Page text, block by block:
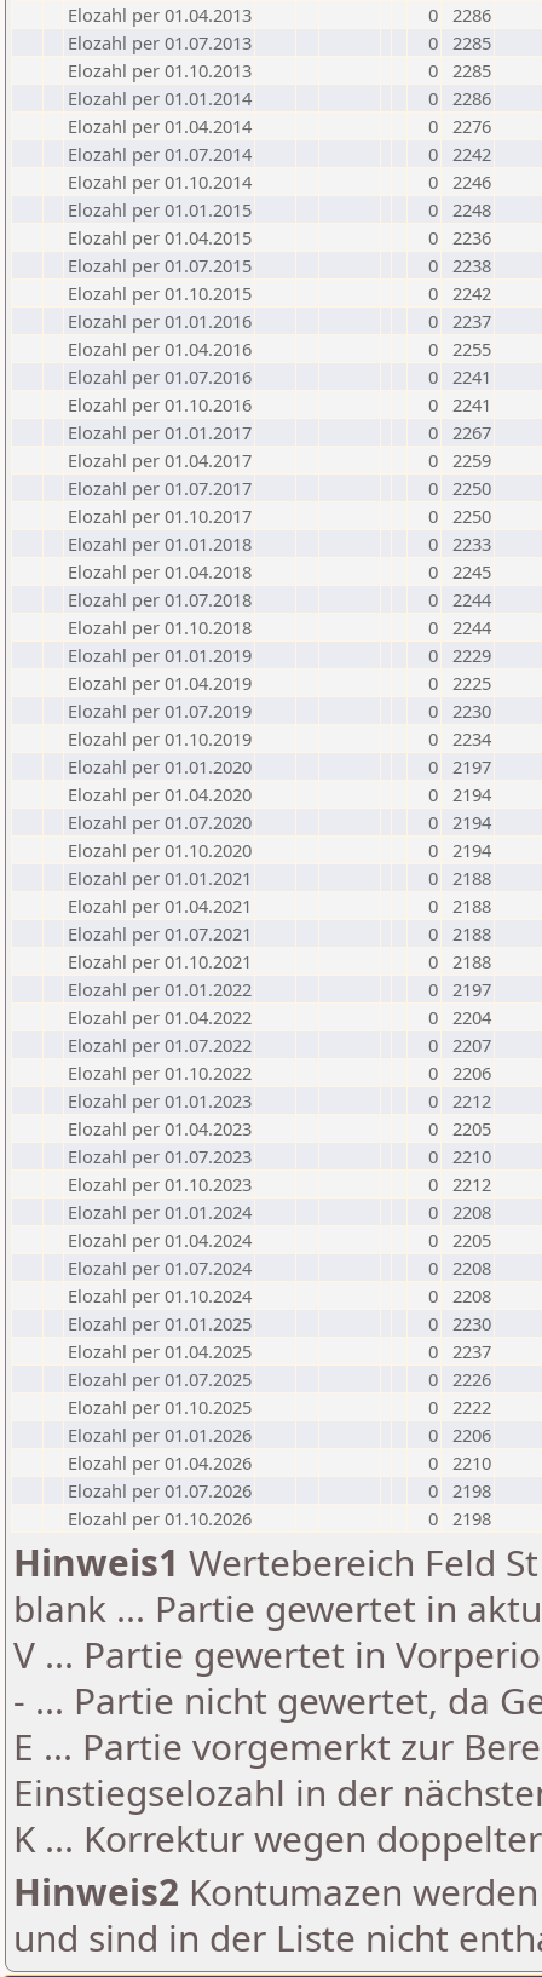
Elozahl per 01.04.2013
0 2286
Elozahl per 01.07.2013
0 2285
Elozahl per 01.10.2013
0 2285
Elozahl per 01.01.2014
0 2286
Elozahl per 01.04.2014
0 2276
Elozahl per 01.07.2014
0 2242
Elozahl per 01.10.2014
0 2246
Elozahl per 01.01.2015
0 2248
Elozahl per 01.04.2015
0 2236
Elozahl per 01.07.2015
0 2238
Elozahl per 01.10.2015
0 2242
Elozahl per 01.01.2016
0 2237
Elozahl per 01.04.2016
0 2255
Elozahl per 01.07.2016
0 2241
Elozahl per 01.10.2016
0 2241
Elozahl per 01.01.2017
0 2267
Elozahl per 01.04.2017
0 2259
Elozahl per 01.07.2017
0 2250
Elozahl per 01.10.2017
0 2250
Elozahl per 01.01.2018
0 2233
Elozahl per 01.04.2018
0 2245
Elozahl per 01.07.2018
0 2244
Elozahl per 01.10.2018
0 2244
Elozahl per 01.01.2019
0 2229
Elozahl per 01.04.2019
0 2225
Elozahl per 01.07.2019
0 2230
Elozahl per 01.10.2019
0 2234
Elozahl per 01.01.2020
0 2197
Elozahl per 01.04.2020
0 2194
Elozahl per 01.07.2020
0 2194
Elozahl per 01.10.2020
0 2194
Elozahl per 01.01.2021
0 2188
Elozahl per 01.04.2021
0 2188
Elozahl per 01.07.2021
0 2188
Elozahl per 01.10.2021
0 2188
Elozahl per 01.01.2022
0 2197
Elozahl per 01.04.2022
0 2204
Elozahl per 01.07.2022
0 2207
Elozahl per 01.10.2022
0 2206
Elozahl per 01.01.2023
0 2212
Elozahl per 01.04.2023
0 2205
Elozahl per 01.07.2023
0 2210
Elozahl per 01.10.2023
0 2212
Elozahl per 01.01.2024
0 2208
Elozahl per 01.04.2024
0 2205
Elozahl per 01.07.2024
0 2208
Elozahl per 01.10.2024
0 2208
Elozahl per 01.01.2025
0 2230
Elozahl per 01.04.2025
0 2237
Elozahl per 01.07.2025
0 2226
Elozahl per 01.10.2025
0 2222
Elozahl per 01.01.2026
0 2206
Elozahl per 01.04.2026
0 2210
Elozahl per 01.07.2026
0 2198
Elozahl per 01.10.2026
0 2198
Hinweis1 Wertebereich Feld
blank ... Partie gewertet in
V ... Partie gewertet in
- ... Partie nicht gewertet, da
E ... Partie vorgemerkt zur
Einstiegselozahl in der
K ... Korrektur wegen
Hinweis2 Kontumazen
und sind in der Liste nicht